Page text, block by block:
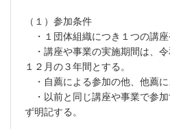
（１）参加条件
・１団体組織につき１つの講座
・講座や事業の実施期間は、
１２月の３年間とする。
・自薦による参加の他、他薦に
・以前と同じ講座や事業で参
ず明記する。